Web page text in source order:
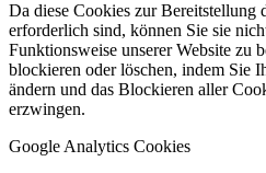
Da diese Cookies zur Bereitstellung
erforderlich sind, können Sie sie
Funktionsweise unserer Website zu
blockieren oder löschen, indem Sie
ändern und das Blockieren aller
erzwingen.
Google Analytics Cookies